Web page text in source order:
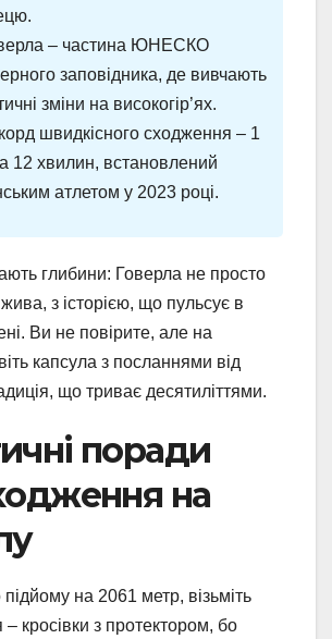
– частина ЮНЕСКО
заповідника, де вивчають
зміни на високогір’ях.
швидкісного сходження – 1
12 хвилин, встановлений
атлетом у 2023 році.
глибини: Говерла не просто
з історією, що пульсує в
Ви не повірите, але на
капсула з посланнями від
що триває десятиліттями.
поради
на
на 2061 метр, візьміть
– кросівки з протектором, бо